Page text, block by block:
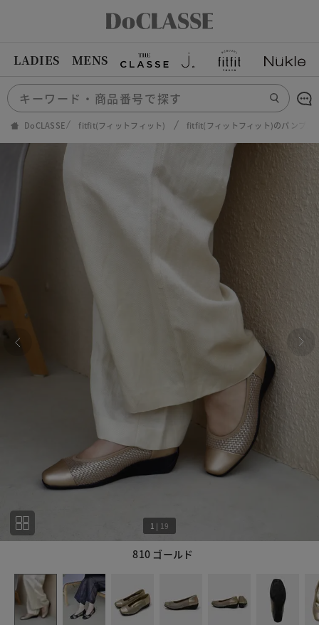
LADIES MENS
DoCLASSE fitfit(フィットフィット) fitfit(フィットフィット)のパンプス
810 ゴールド
1 | 19